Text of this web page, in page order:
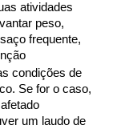
atividades
peso,
frequente,
condições de
Se for o caso,
um laudo de